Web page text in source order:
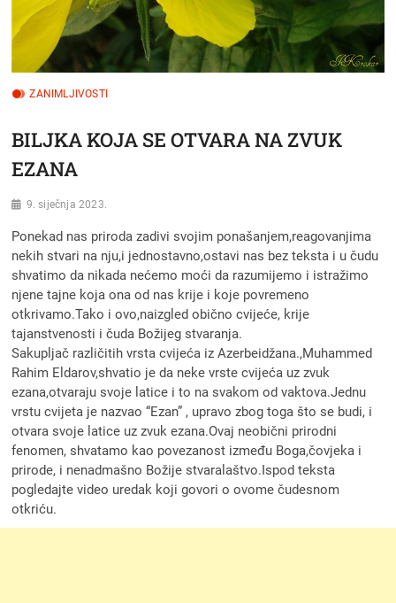
ZANIMLJIVOSTI
BILJKA KOJA SE OTVARA NA ZVUK
EZANA
9. siječnja 2023.
Ponekad nas priroda zadivi svojim ponašanjem,reagovanjima
nekih stvari na nju,i jednostavno,ostavi nas bez teksta i u čudu
shvatimo da nikada nećemo moći da razumijemo i istražimo
njene tajne koja ona od nas krije i koje povremeno
otkrivamo.Tako i ovo,naizgled obično cvijeće, krije
tajanstvenosti i čuda Božijeg stvaranja.
Sakupljač različitih vrsta cvijeća iz Azerbeidžana.,Muhammed
Rahim Eldarov,shvatio je da neke vrste cvijeća uz zvuk
ezana,otvaraju svoje latice i to na svakom od vaktova.Jednu
vrstu cvijeta je nazvao “Ezan” , upravo zbog toga što se budi, i
otvara svoje latice uz zvuk ezana.Ovaj neobični prirodni
fenomen, shvatamo kao povezanost između Boga,čovjeka i
prirode, i nenadmašno Božije stvaralaštvo.Ispod teksta
pogledajte video uredak koji govori o ovome čudesnom
otkriću.